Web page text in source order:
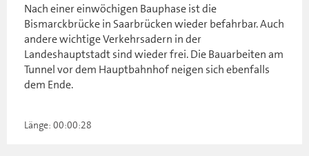
Nach einer einwöchigen Bauphase ist die
Bismarckbrücke in Saarbrücken wieder befahrbar. Auch
andere wichtige Verkehrsadern in der
Landeshauptstadt sind wieder frei. Die Bauarbeiten am
Tunnel vor dem Hauptbahnhof neigen sich ebenfalls
dem Ende.
Länge: 00:00:28